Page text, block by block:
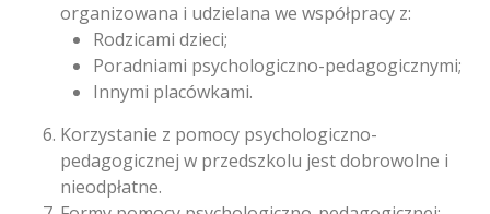
organizowana i udzielana we współpracy z:
Rodzicami dzieci;
Poradniami psychologiczno-pedagogicznymi;
Innymi placówkami.
Korzystanie z pomocy psychologiczno-
pedagogicznej w przedszkolu jest dobrowolne i
nieodpłatne.